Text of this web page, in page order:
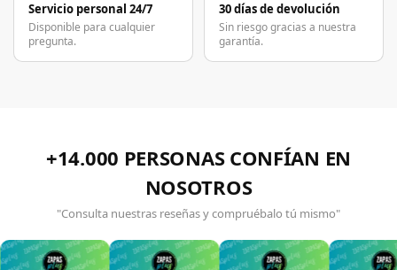
Servicio personal 24/7
Disponible para cualquier
pregunta.
30 días de devolución
Sin riesgo gracias a nuestra
garantía.
+14.000 PERSONAS CONFÍAN EN
NOSOTROS
"Consulta nuestras reseñas y compruébalo tú mismo"